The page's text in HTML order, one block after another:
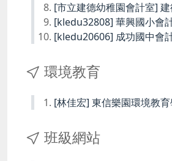
[市立建德幼稚園會計室]
[kledu32808] 華興國小會
[kledu20606] 成功國中會
環境教育
[林佳宏] 東信樂園環境教
班級網站